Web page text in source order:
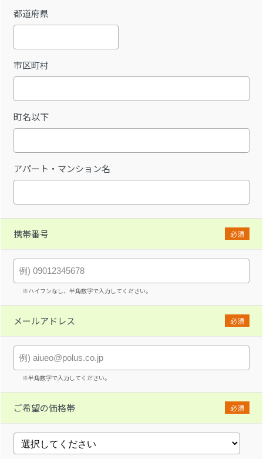
都道府県
市区町村
町名以下
アパート・マンション名
携帯番号 必須
※ハイフンなし、半角数字で入力してください。
メールアドレス 必須
※半角数字で入力してください。
ご希望の価格帯 必須